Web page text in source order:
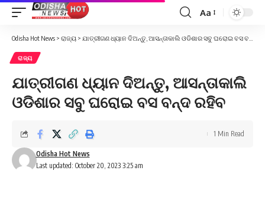
Font
Aa
Odisha Hot News > ରାଜ୍ୟ > ଯାତ୍ରୀଗଣ ଧ୍ୟାନ ଦିଅନ୍ତୁ, ଆସନ୍ତାକାଲି ଓଡିଶାର ସବୁ ଘରୋଇ ବସ ବନ୍ଦ ରହିବ
ରାଜ୍ୟ
ଯାତ୍ରୀଗଣ ଧ୍ୟାନ ଦିଅନ୍ତୁ, ଆସନ୍ତାକାଲି
ଓଡିଶାର ସବୁ ଘରୋଇ ବସ ବନ୍ଦ ରହିବ
Last updated: October 20, 2023 3:25 am
Odisha Hot News
1 Min Read